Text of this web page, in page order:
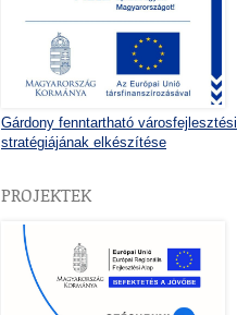
Gárdony fenntartható városfejlesztési
stratégiájának elkészítése
PROJEKTEK